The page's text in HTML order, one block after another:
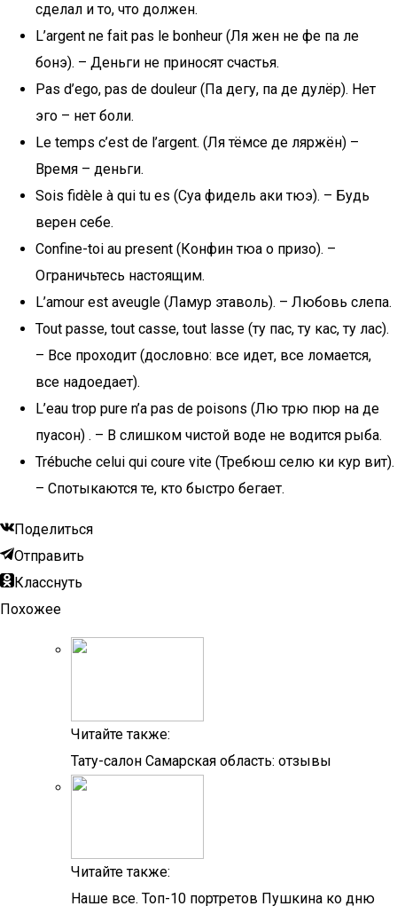
сделал и то, что должен.
L’argent ne fait pas le bonheur (Ля жен не фе па ле
бонэ). – Деньги не приносят счастья.
Pas d’ego, pas de douleur (Па дегу, па де дулёр). Нет
эго – нет боли.
Le temps c’est de l’argent. (Ля тёмсе де ляржён) –
Время – деньги.
Sois fidèle à qui tu es (Суа фидель аки тюэ). – Будь
верен себе.
Confine-toi au present (Конфин тюа о призо). –
Ограничьтесь настоящим.
L’amour est aveugle (Ламур этаволь). – Любовь слепа.
Tout passe, tout casse, tout lasse (ту пас, ту кас, ту лас).
– Все проходит (дословно: все идет, все ломается,
все надоедает).
L’eau trop pure n’a pas de poisons (Лю трю пюр на де
пуасон) . – В слишком чистой воде не водится рыба.
Trébuche celui qui coure vite (Требюш селю ки кур вит).
– Спотыкаются те, кто быстро бегает.
Поделиться
Отправить
Класснуть
Похожее
Читайте также:
Тату-салон Самарская область: отзывы
Читайте также:
Наше все. Топ-10 портретов Пушкина ко дню